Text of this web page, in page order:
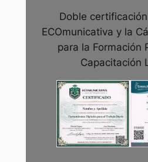
Doble
ECOmunicativa y la
para la Formación
Capacitación